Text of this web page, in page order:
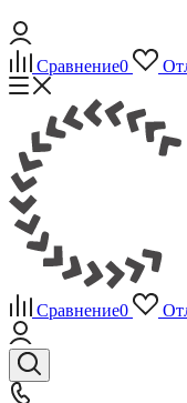
Сравнение0
Сравнение0